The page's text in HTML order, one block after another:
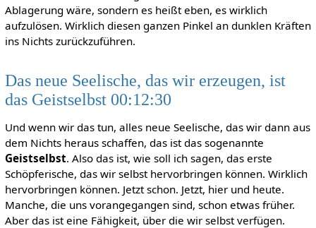
Ablagerung wäre, sondern es heißt eben, es wirklich
aufzulösen. Wirklich diesen ganzen Pinkel an dunklen Kräften
ins Nichts zurückzuführen.
Das neue Seelische, das wir erzeugen, ist
das Geistselbst 00:12:30
Und wenn wir das tun, alles neue Seelische, das wir dann aus
dem Nichts heraus schaffen, das ist das sogenannte
Geistselbst. Also das ist, wie soll ich sagen, das erste
Schöpferische, das wir selbst hervorbringen können. Wirklich
hervorbringen können. Jetzt schon. Jetzt, hier und heute.
Manche, die uns vorangegangen sind, schon etwas früher.
Aber das ist eine Fähigkeit, über die wir selbst verfügen.